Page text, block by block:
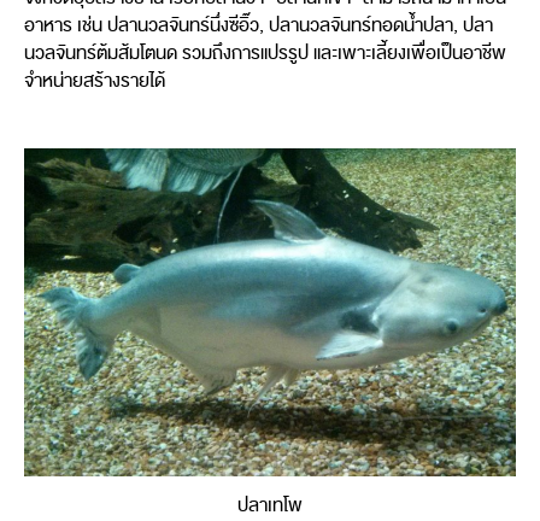
อาหาร เช่น ปลานวลจันทร์นึ่งซีอิ๊ว, ปลานวลจันทร์ทอดน้ำปลา, ปลา
นวลจันทร์ต้มส้มโตนด รวมถึงการแปรรูป และเพาะเลี้ยงเพื่อเป็นอาชีพ
จำหน่ายสร้างรายได้
ปลาเทโพ